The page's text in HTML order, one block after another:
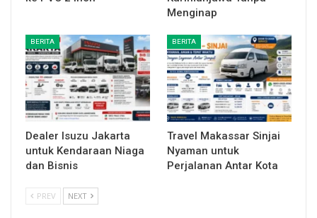
Menginap
BERITA
Dealer Isuzu Jakarta
untuk Kendaraan Niaga
dan Bisnis
BERITA
Travel Makassar Sinjai
Nyaman untuk
Perjalanan Antar Kota
PREV NEXT